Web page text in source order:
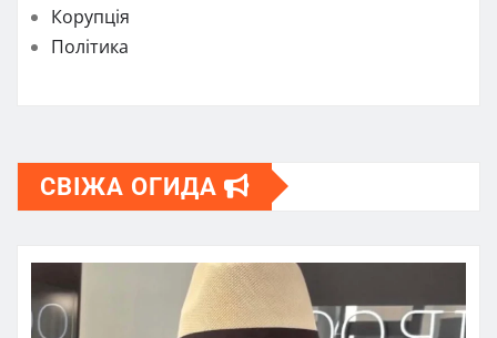
Корупція
Політика
СВІЖА ОГИДА